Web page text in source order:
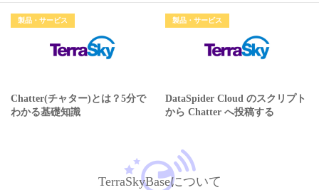
製品・サービス
Chatter(チャター)とは？5分で
わかる基礎知識
製品・サービス
DataSpider Cloud のスクリプト
から Chatter へ投稿する
TerraSkyBaseについて